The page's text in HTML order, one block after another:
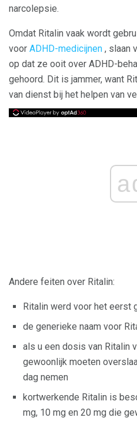
narcolepsie.
Omdat Ritalin vaak wordt
voor ADHD-medicijnen , slaan
op dat ze ooit over ADHD-
gehoord. Dit is jammer, want
van dienst bij het helpen van
Andere feiten over Ritalin:
Ritalin werd voor het eerst
de generieke naam voor
als u een dosis van Ritalin
gewoonlijk moeten
dag nemen
kortwerkende Ritalin is
mg, 10 mg en 20 mg die